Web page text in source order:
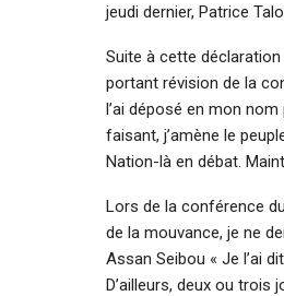
jeudi dernier, Patrice
Suite à cette déclaration
portant révision de la
l’ai déposé en mon
faisant, j’amène le
Nation-là en débat.
Lors de la conférence
de la mouvance, je ne
Assan Seibou « Je l’ai
D’ailleurs, deux ou trois